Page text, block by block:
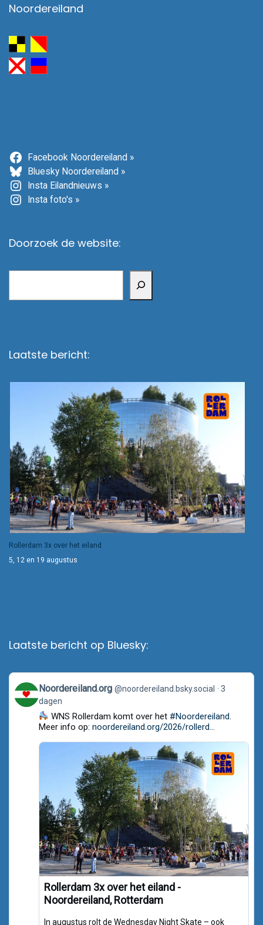
Noordereiland
Facebook Noordereiland »
Bluesky Noordereiland »
Insta Eilandnieuws »
Insta foto's »
Doorzoek de website:
Laatste bericht:
Rollerdam 3x over het eiland
5, 12 en 19 augustus
Laatste bericht op Bluesky:
View
post
by
Noordereiland.org
Bluesky
Noordereiland.org @noordereiland.bsky.social
3
dagen
WNS Rollerdam komt over het #Noordereiland
Meer info op: noordereiland.org/2026/rollerd...
Rollerdam 3x over het eiland -
Noordereiland, Rotterdam
In augustus rolt de Wednesday Night Skate – ook